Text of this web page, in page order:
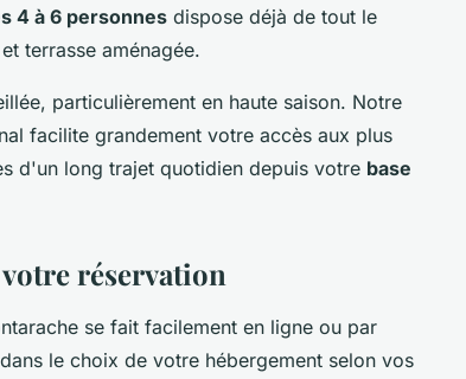
4 à 6 personnes dispose déjà de tout le
terrasse aménagée.
particulièrement en haute saison. Notre
facilite grandement votre accès aux plus
d'un long trajet quotidien depuis votre base
réservation
se fait facilement en ligne ou par
le choix de votre hébergement selon vos